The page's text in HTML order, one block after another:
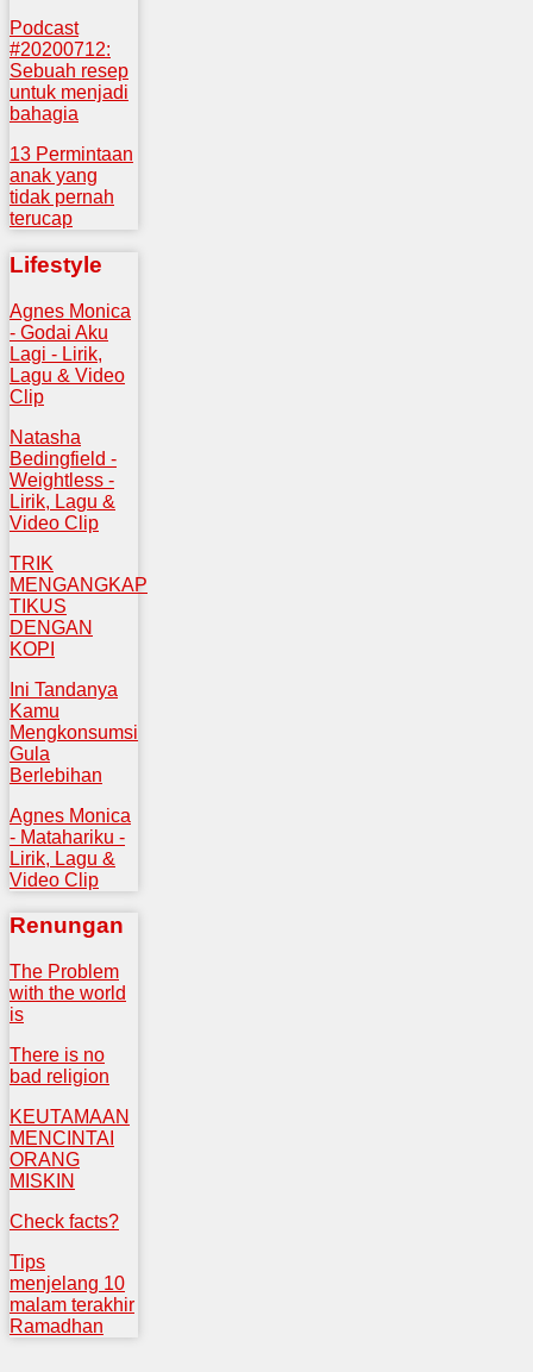
Podcast
#20200712:
Sebuah resep
untuk menjadi
bahagia
13 Permintaan
anak yang
tidak pernah
terucap
Lifestyle
Agnes Monica
- Godai Aku
Lagi - Lirik,
Lagu & Video
Clip
Natasha
Bedingfield -
Weightless -
Lirik, Lagu &
Video Clip
TRIK
MENGANGKAP
TIKUS
DENGAN
KOPI
Ini Tandanya
Kamu
Mengkonsumsi
Gula
Berlebihan
Agnes Monica
- Matahariku -
Lirik, Lagu &
Video Clip
Renungan
The Problem
with the world
is
There is no
bad religion
KEUTAMAAN
MENCINTAI
ORANG
MISKIN
Check facts?
Tips
menjelang 10
malam terakhir
Ramadhan